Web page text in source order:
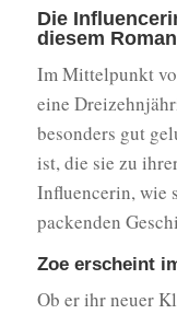
Die
diesem Roman
Im Mittelpunkt
eine
besonders gut
ist, die sie zu
Influencerin, wie
packenden
Zoe erscheint
Ob er ihr neuer